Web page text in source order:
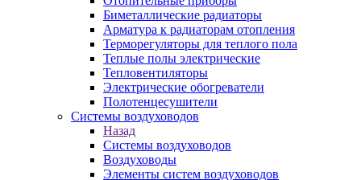
Биметаллические радиаторы
Арматура к радиаторам отопления
Терморегуляторы для теплого пола
Теплые полы электрические
Тепловентиляторы
Электрические обогреватели
Полотенцесушители
Системы воздуховодов
Назад
Системы воздуховодов
Воздуховоды
Элементы систем воздуховодов